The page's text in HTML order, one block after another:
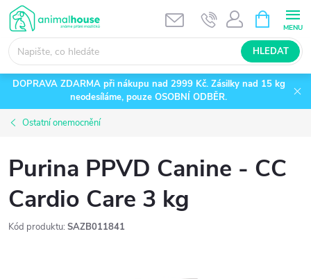
Přejít
na
obsah
HLEDAT
NÁKUPNÍ
KOŠÍK
DOPRAVA ZDARMA při nákupu nad 2999 Kč. Zásilky nad 15 kg
neodesíláme, pouze OSOBNÍ ODBĚR.
Ostatní onemocnění
Purina PPVD Canine - CC
Cardio Care 3 kg
Kód produktu: SAZB011841